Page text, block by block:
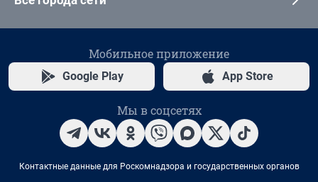
Мобильное приложение
Google Play App Store
Мы в соцсетях
Контактные данные для Роскомнадзора и государственных органов